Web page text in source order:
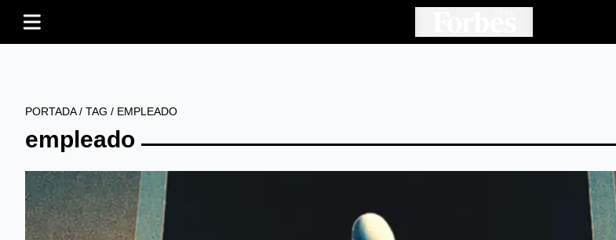
PORTADA/ TAG / EMPLEADO
empleado